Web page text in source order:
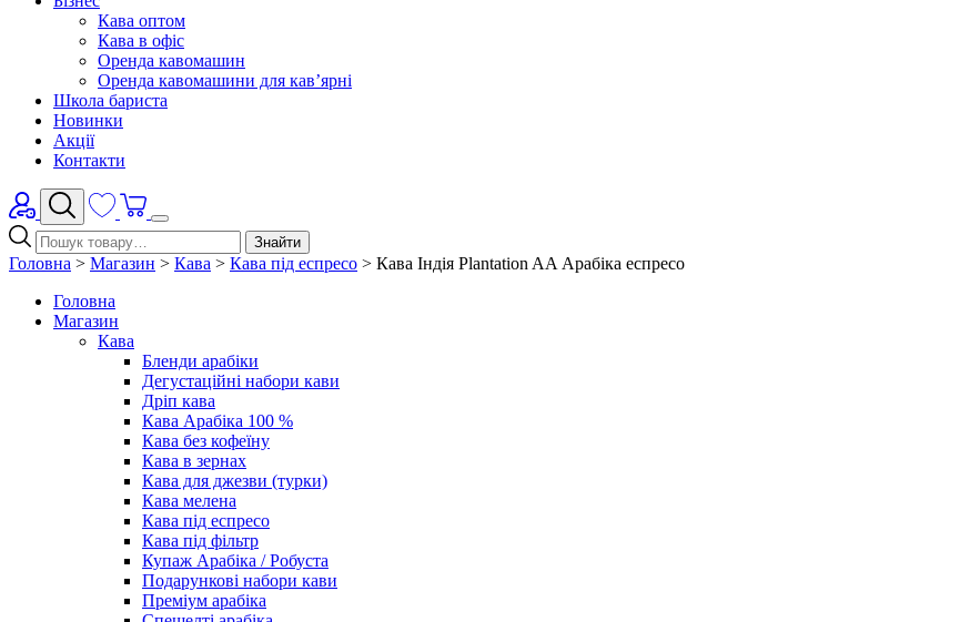
Кава оптом
Кава в офіс
Оренда кавомашин
Оренда кавомашини для кав’ярні
Школа бариста
Новинки
Акції
Контакти
Знайти
Головна > Магазин > Кава > Кава під еспресо > Кава Індія Plantation AA Арабіка еспресо
Головна
Магазин
Кава
Бленди арабіки
Дегустаційні набори кави
Дріп кава
Кава Арабіка 100 %
Кава без кофеїну
Кава в зернах
Кава для джезви (турки)
Кава мелена
Кава під еспресо
Кава під фільтр
Купаж Арабіка / Робуста
Подарункові набори кави
Преміум арабіка